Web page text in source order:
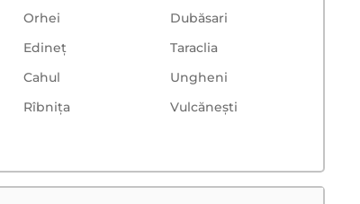
Orhei
Dubăsari
Edineț
Taraclia
Cahul
Ungheni
Rîbnița Vulcăneşti